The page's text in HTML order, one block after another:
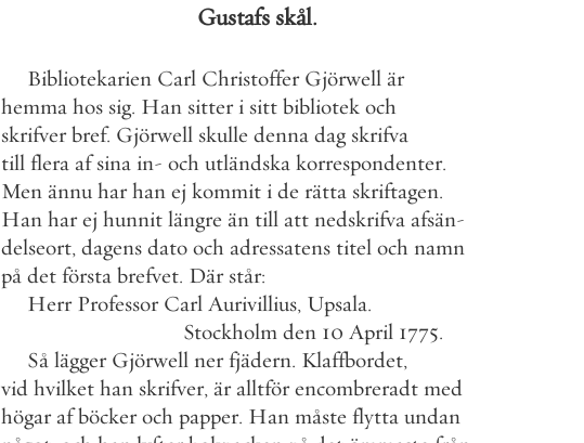
Gustafs skål.
Bibliotekarien Carl Christoffer Gjörwell är
hemma hos sig. Han sitter i sitt bibliotek och
skrifver bref. Gjörwell skulle denna dag skrifva
till flera af sina in- och utländska korrespondenter.
Men ännu har han ej kommit i de rätta skriftagen.
Han har ej hunnit längre än till att nedskrifva afsän-
delseort, dagens dato och adressatens titel och namn
på det första brefvet. Där står:
Herr Professor Carl Aurivillius, Upsala.
Stockholm den 10 April 1775.
Så lägger Gjörwell ner fjädern. Klaffbordet,
vid hvilket han skrifver, är alltför encombreradt med
högar af böcker och papper. Han måste flytta undan